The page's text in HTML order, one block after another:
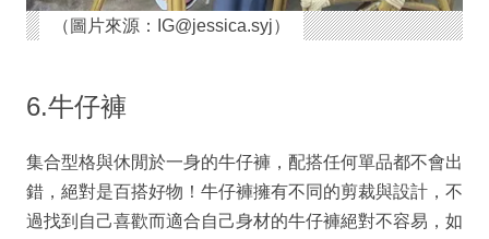
（圖片來源：IG@jessica.syj）
6.牛仔褲
集合型格與休閒於一身的牛仔褲，配搭任何單品都不會出
錯，絕對是百搭好物！牛仔褲擁有不同的剪裁與設計，不
過找到自己喜歡而適合自己身材的牛仔褲絕對不容易，如